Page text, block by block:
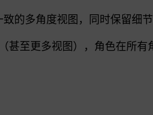
的多角度视图，同时保留细
甚至更多视图），角色在所